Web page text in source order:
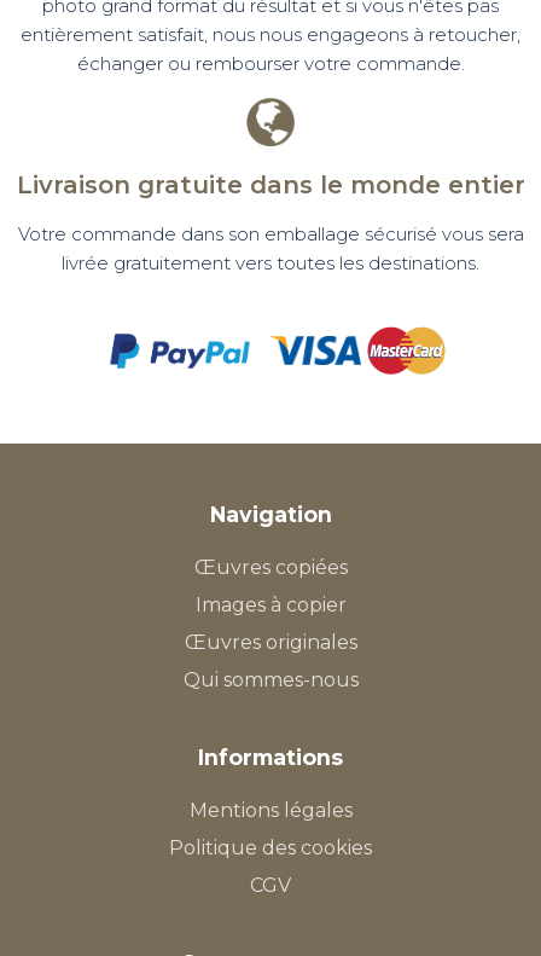
photo grand format du résultat et si vous n'êtes pas
entièrement satisfait, nous nous engageons à retoucher,
échanger ou rembourser votre commande.
Livraison gratuite dans le monde entier
Votre commande dans son emballage sécurisé vous sera
livrée gratuitement vers toutes les destinations.
Navigation
Œuvres copiées
Images à copier
Œuvres originales
Qui sommes-nous
Informations
Mentions légales
Politique des cookies
CGV